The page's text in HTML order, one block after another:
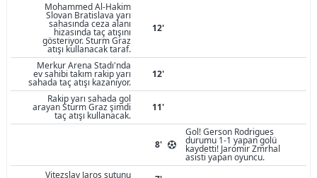
Mohammed Al-Hakim
Slovan Bratislava yarı
sahasında ceza alanı
hizasında taç atışını
gösteriyor. Sturm Graz
atışı kullanacak taraf.
12'
Merkur Arena Stadı'nda
ev sahibi takım rakip yarı
sahada taç atışı kazanıyor.
12'
Rakip yarı sahada gol
arayan Sturm Graz şimdi
taç atışı kullanacak.
11'
8'
Gol! Gerson Rodrigues
durumu 1-1 yapan golü
kaydetti! Jaromir Zmrhal
asisti yapan oyuncu.
Vitezslav Jaros şutunu